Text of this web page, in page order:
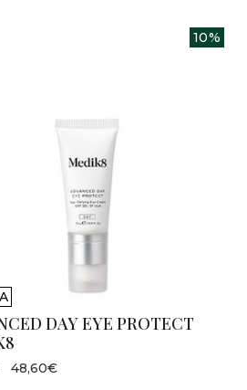
10%
DAY EYE PROTECT
48,60€